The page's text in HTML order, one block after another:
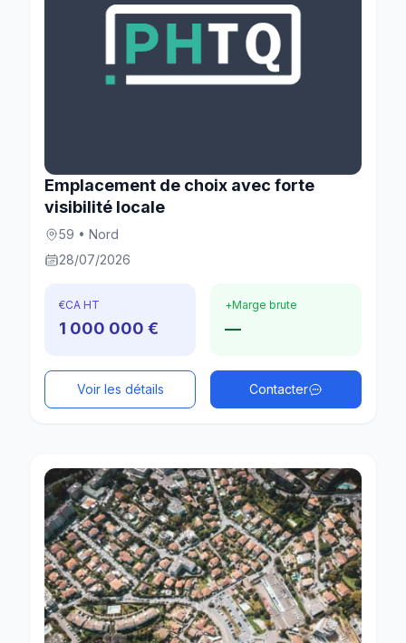
Emplacement de choix avec forte
visibilité locale
59 • Nord
28/07/2026
€CA HT
1 000 000 €
+Marge brute
—
Voir les détails Contacter